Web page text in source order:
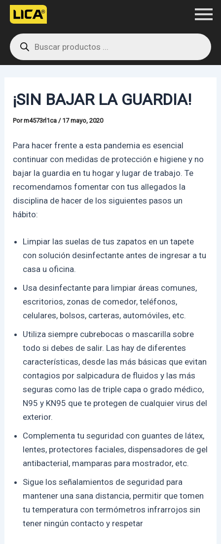
contenido
Products
search
¡SIN BAJAR LA GUARDIA!
Porm4573rl1ca / 17 mayo, 2020
Para hacer frente a esta pandemia es esencial
continuar con medidas de protección e higiene y no
bajar la guardia en tu hogar y lugar de trabajo. Te
recomendamos fomentar con tus allegados la
disciplina de hacer de los siguientes pasos un
hábito:
Limpiar las suelas de tus zapatos en un tapete
con solución desinfectante antes de ingresar a tu
casa u oficina.
Usa desinfectante para limpiar áreas comunes,
escritorios, zonas de comedor, teléfonos,
celulares, bolsos, carteras, automóviles, etc.
Utiliza siempre cubrebocas o mascarilla sobre
todo si debes de salir. Las hay de diferentes
características, desde las más básicas que evitan
contagios por salpicadura de fluidos y las más
seguras como las de triple capa o grado médico,
N95 y KN95 que te protegen de cualquier virus del
exterior.
Complementa tu seguridad con guantes de látex,
lentes, protectores faciales, dispensadores de gel
antibacterial, mamparas para mostrador, etc.
Sigue los señalamientos de seguridad para
mantener una sana distancia, permitir que tomen
tu temperatura con termómetros infrarrojos sin
tener ningún contacto y respetar
Navegación
de
entradas